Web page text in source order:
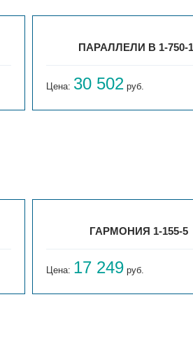
ПАРАЛЛЕЛИ В 1-750-
Цена: 30 502 руб.
ГАРМОНИЯ 1-155-5
Цена: 17 249 руб.